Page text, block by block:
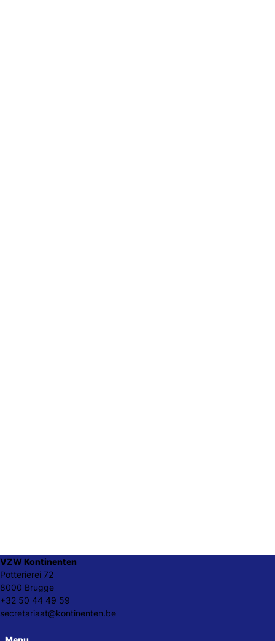
VZW Kontinenten
Potterierei 72
8000 Brugge
+32 50 44 49 59
secretariaat@kontinenten.be